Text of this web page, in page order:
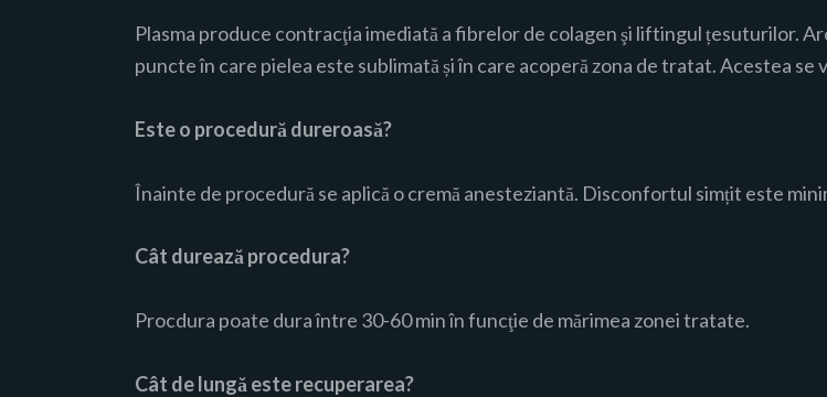
Plasma produce contracţia imediată a fibrelor de colagen şi liftingul țesuturilor.
puncte în care pielea este sublimată și în care acoperă zona de tratat. Acestea
Este o procedură dureroasă?
Înainte de procedură se aplică o cremă anesteziantă. Disconfortul simțit este
Cât durează procedura?
Procdura poate dura între 30-60 min în funcţie de mărimea zonei tratate.
Cât de lungă este recuperarea?